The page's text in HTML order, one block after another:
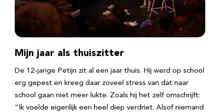
Mijn jaar als thuiszitter
De 12-jarige Petijn zit al een jaar thuis. Hij werd op school
erg gepest en kreeg daar zoveel stress van dat naar
school gaan niet meer lukte. Zoals hij het zelf omschrijft:
“Ik voelde eigenlijk een heel diep verdriet. Alsof niemand